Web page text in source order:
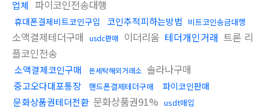
업체 파이코인전송대행
휴대폰결제비트코인구입 코인추적피하는방법 비트코인송금대행
소액결제테더구매 usdc판매 이더리움 테더개인거래 트론 리
플코인전송
소액결제코인구매 돈세탁해외거래소 솔라나구매
중고오다대포통장 핸드폰결제테더구매 파이코인판매
문화상품권테더전환 문화상품권91% usdt매입